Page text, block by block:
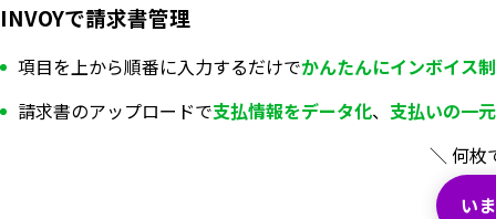
INVOYで請求書管理
項目を上から順番に入力するだけでかんたんにインボイス
請求書のアップロードで支払情報をデータ化、 支払いの一
＼ 何枚
い